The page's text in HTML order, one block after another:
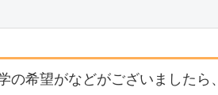
の希望がなどがございましたら、